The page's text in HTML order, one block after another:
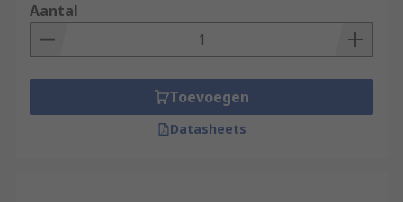
Aantal
Toevoegen
Datasheets